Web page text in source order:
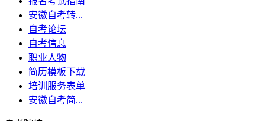
安徽自考转...
自考论坛
自考信息
职业人物
简历模板下载
培训服务表单
安徽自考简...